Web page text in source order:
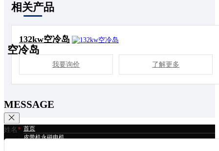
空冷岛
相关产品
132kw空冷岛
我要询价 了解更多
首页
皮带机永磁电机
MESSAGE
姓名*